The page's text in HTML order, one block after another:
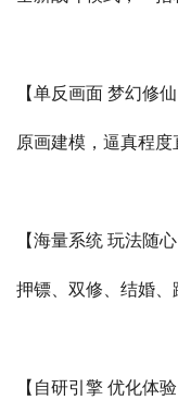
【单反画面 梦幻修仙
原画建模，逼真程
【海量系统 玩法随心
押镖、双修、结婚
【自研引擎 优化体验